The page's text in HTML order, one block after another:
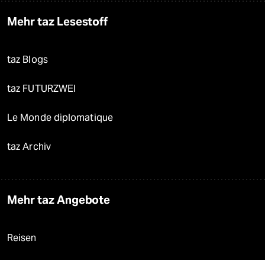
Mehr taz Lesestoff
taz Blogs
taz FUTURZWEI
Le Monde diplomatique
taz Archiv
Mehr taz Angebote
Reisen